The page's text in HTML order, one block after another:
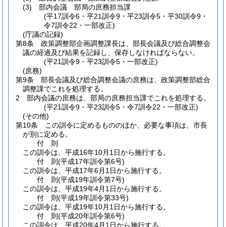
(3)
部内会議 部局の庶務担当課
(平17訓令6・平21訓令9・平23訓令5・平30訓令9・
令7訓令22・一部改正)
(庁議の記録)
第8条
政策調整部企画調整課長は、部長会議及び総合調整会
議の経過及び結果を記録し、保存しなければならない。
(平21訓令9・平23訓令5・一部改正)
(庶務)
第9条
部長会議及び総合調整会議の庶務は、政策調整部総合
調整課でこれを処理する。
2
部内会議の庶務は、部局の庶務担当課でこれを処理する。
(平21訓令9・平23訓令5・令7訓令22・一部改正)
(その他)
第10条
この訓令に定めるもののほか、必要な事項は、市長
が別に定める。
付 則
この訓令は、平成16年10月1日から施行する。
付 則(平成17年訓令第6号)
この訓令は、平成17年6月1日から施行する。
付 則(平成19年訓令第7号)
この訓令は、平成19年4月1日から施行する。
付 則(平成19年訓令第33号)
この訓令は、平成19年10月1日から施行する。
付 則(平成20年訓令第6号)
この訓令は、平成20年4月1日から施行する。